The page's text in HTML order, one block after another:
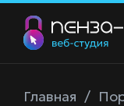
Главная /